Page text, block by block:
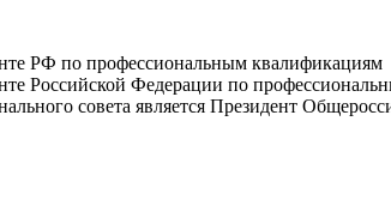
РФ по профессиональным квалификациям
Российской Федерации по
совета является Президент